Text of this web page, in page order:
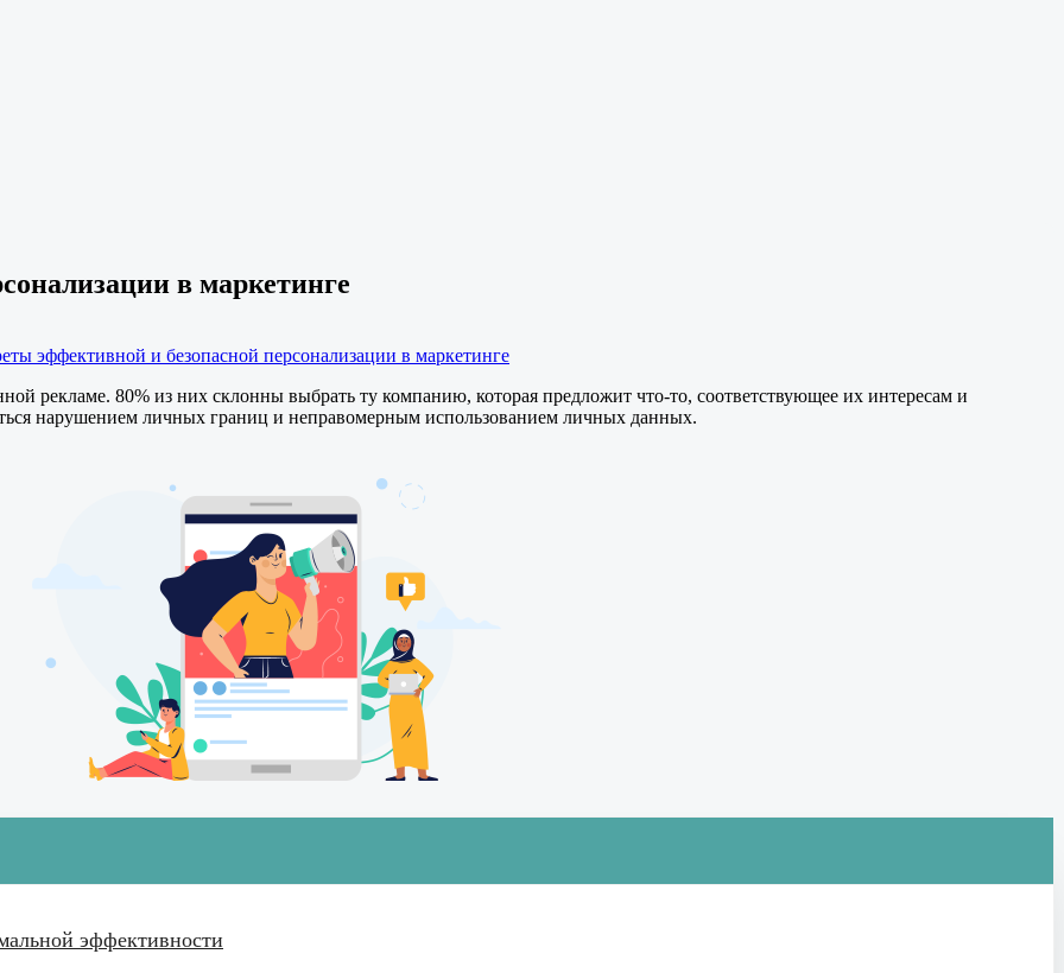
в маркетинге
эффективной и безопасной персонализации в маркетинге
рекламе. 80% из них склонны выбрать ту компанию, которая предложит что-то, соответствующее их интересам и
нарушением личных границ и неправомерным использованием личных данных.
эффективности